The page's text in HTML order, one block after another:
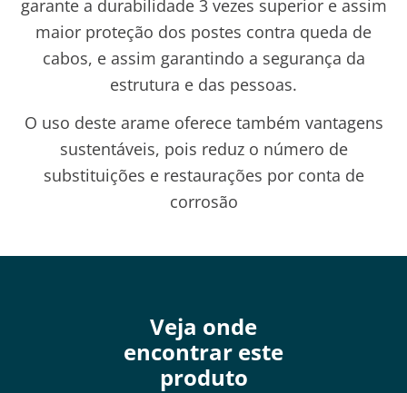
garante a durabilidade 3 vezes superior e assim
maior proteção dos postes contra queda de
cabos, e assim garantindo a segurança da
estrutura e das pessoas.
O uso deste arame oferece também vantagens
sustentáveis, pois reduz o número de
substituições e restaurações por conta de
corrosão
Veja onde
encontrar este
produto